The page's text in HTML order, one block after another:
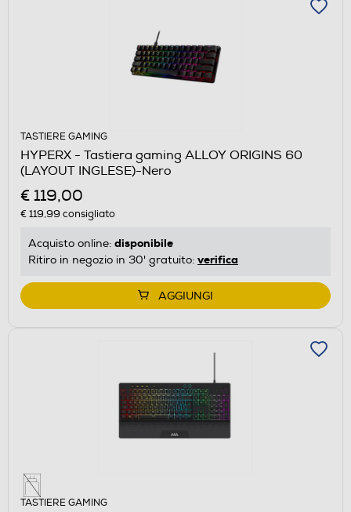
TASTIERE GAMING
HYPERX - Tastiera gaming ALLOY ORIGINS 60
(LAYOUT INGLESE)-Nero
€ 119,00
€ 119,99 consigliato
Acquisto online: disponibile
Ritiro in negozio in 30' gratuito: verifica
AGGIUNGI
TASTIERE GAMING